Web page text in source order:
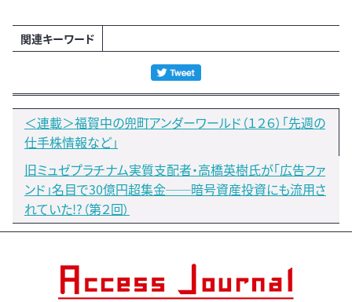
関連キーワード
＜連載＞福賀中の兜町アンダーワールド（１２６）「先週の
仕手株情報など」
旧ミュゼプラチナム実質支配者・高橋英樹氏が「広告ファ
ンド」名目で30億円超集金──暗号資産投資にも流用さ
れていた!?（第２回）